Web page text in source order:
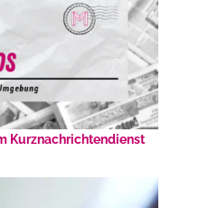
Kurznachrichtendienst